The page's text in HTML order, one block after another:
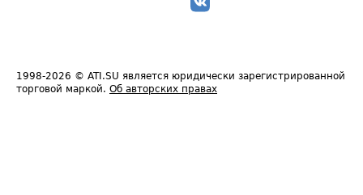
1998-2026 © ATI.SU является юридически зарегистрированной
торговой маркой. Об авторских правах